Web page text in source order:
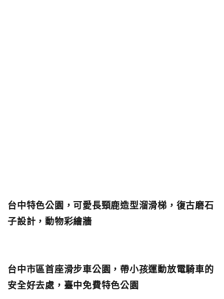
台中特色公園，可愛長頸鹿造型溜滑梯，復古磨石
子設計，動物彩繪牆
台中市區首座滑步車公園，帶小孩運動放電騎車的
安全好去處，臺中免費特色公園